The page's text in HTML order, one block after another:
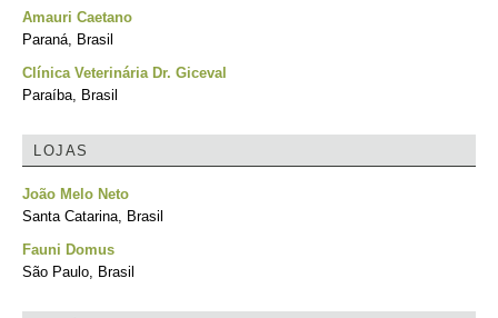
Amauri Caetano
Paraná, Brasil
Clínica Veterinária Dr. Giceval
Paraíba, Brasil
LOJAS
João Melo Neto
Santa Catarina, Brasil
Fauni Domus
São Paulo, Brasil